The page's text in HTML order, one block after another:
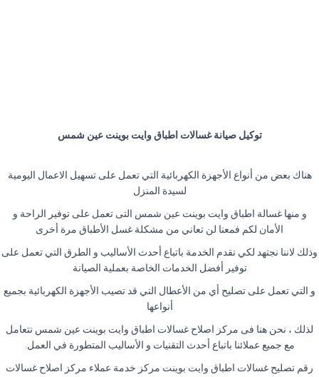
توكيل صيانة غسالات اطباق وايت بوينت عين شمس
هناك بعض من أنواع الأجهزة الكهربائية التي تعمل على تسهيل الاعمال اليومية
لسيدة المنزل
و منها غسالة اطباق وايت بوينت عين شمس التى تعمل على توفير الراحة و
الأمان لكم فمعنا لن تعاني من مشكلة غسل الأطباق مرة أخرى
وذلك لاننا نجتهد لكي نقدم الخدمة باتباع أحدث الأساليب و الطرق التي تعمل على
توفير أفضل الخدمات الخاصة بعملية الصيانة
و التي تعمل على تصليح أي من الأعطال التي قد تصيب الأجهزة الكهربائية بجميع
أنواعها
لذلك ، نحن هنا فى مركز اصلاح غسالات اطباق وايت بوينت عين شمس نتعامل
مع جميع عملائنا باتباع أحدث التقنيات و الأساليب المتطورة في العمل.
رقم تصليح غسالات اطباق وايت بوينت مركز خدمة عملاء مركز اصلاح غسالات